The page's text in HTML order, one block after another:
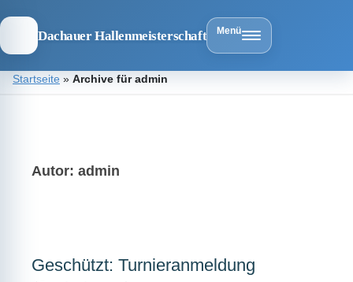
Dachauer Hallenmeisterschaft Menü
ZumStartseite » Archive für admin
Autor: admin
Geschützt: Turnieranmeldung